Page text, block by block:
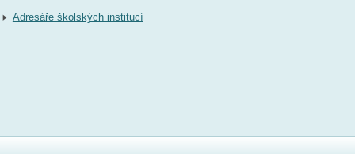
Adresáře školských institucí